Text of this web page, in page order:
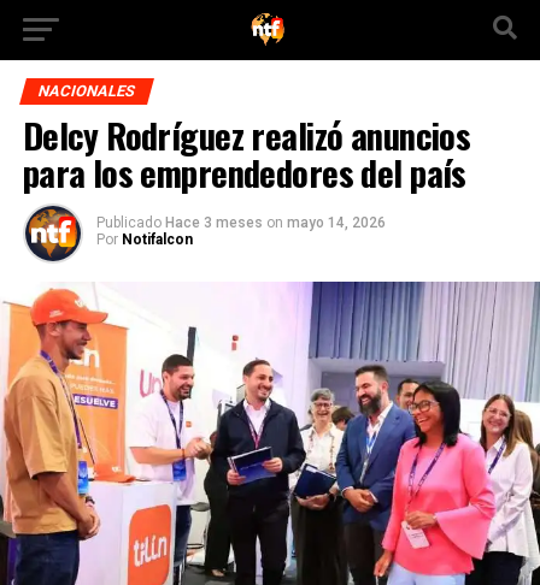
NACIONALES
Delcy Rodríguez realizó anuncios
para los emprendedores del país
Publicado Hace 3 meses on mayo 14, 2026
Por Notifalcon